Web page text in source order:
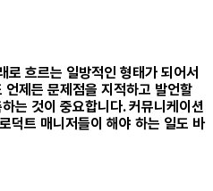
로 흐르는 일방적인 형태가 되어서
제든 문제점을 지적하고 발언할
는 것이 중요합니다. 커뮤니케이션
덕트 매니저들이 해야 하는 일도 바